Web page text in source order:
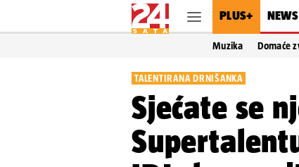
PLUS+ NEWS
Muzika Domaće
TALENTIRANA DRNIŠANKA
Sjećate se